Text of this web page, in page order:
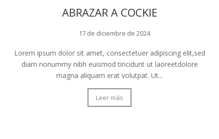
ABRAZAR A COCKIE
17 de diciembre de 2024
Lorem ipsum dolor sit amet, consectetuer adipiscing elit,sed
diam nonummy nibh euismod tincidunt ut laoreetdolore
magna aliquam erat volutpat. Ut...
Leer más